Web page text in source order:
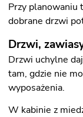
Przy planowaniu
dobrane drzwi
Drzwi,
Drzwi uchylne
tam, gdzie nie
wyposażenia.
W kabinie z